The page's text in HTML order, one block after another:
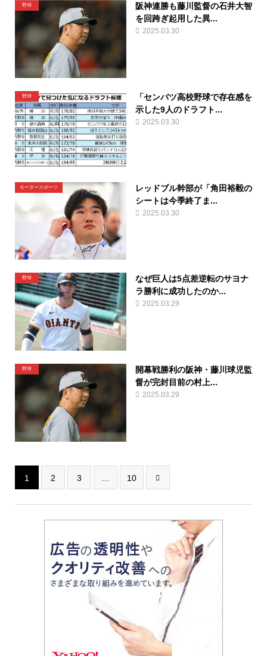
野球
阪神連勝も藤川監督の石井大智
を回跨ぎ起用した異...
2025.03.30
野球
「センバツ高校野球で存在感を
示した9人のドラフト...
2025.03.30
モータースポーツ
レッドブル幹部が「角田裕毅の
シートは今季終了ま...
2025.03.30
野球
なぜ巨人は5点差逆転のサヨナ
ラ勝利に成功したのか...
2025.03.29
野球
開幕戦勝利の阪神・藤川球児監
督が完封目前の村上...
2025.03.29
1 2 3 10 